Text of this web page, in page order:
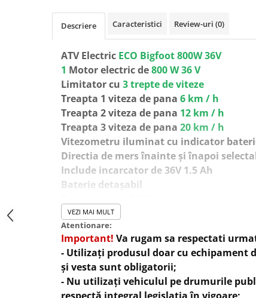
Descriere Caracteristici Review-uri (0)
ATV Electric ECO Bigfoot 800W 36V
1 Motor electric de800 W 36 V
Limitator cu 3 trepte de viteze
Treapta 1 viteza de pana 6 km / h
Treapta 2 viteza de pana 12 km / h
Treapta 3 viteza de pana 20 km / h
Vitezometru iluminat cu indicator
Directia de mers înainte și înapoi
Include incarcator de 36V 1.5 Ah
Baterie detașabil
Transmisie pe lant
Timp de încărcare 6-8 ore
Baterie3x12V 12Ah (36V / 12A)
Frana fata pe tambur
Frana spate pe disc, hidraulic
Anvelope fata /spate145 / 70-6
VEZI MAI MULT
Atentionare:
Important! Va rugam sa respectati
- Utilizați produsul doar cu echipament
și vesta sunt obligatorii;
- Nu utilizați vehiculul pe drumurile